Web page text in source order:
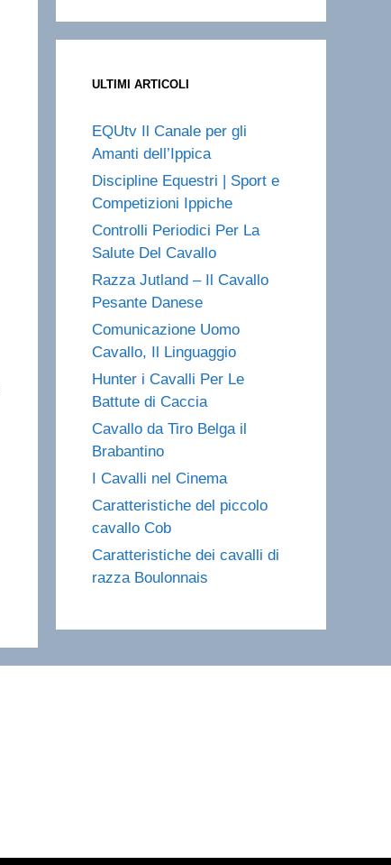
ULTIMI ARTICOLI
EQUtv Il Canale per gli
Amanti dell’Ippica
Discipline Equestri | Sport e
Competizioni Ippiche
Controlli Periodici Per La
Salute Del Cavallo
Razza Jutland – Il Cavallo
Pesante Danese
Comunicazione Uomo
Cavallo, Il Linguaggio
Hunter i Cavalli Per Le
Battute di Caccia
Cavallo da Tiro Belga il
Brabantino
I Cavalli nel Cinema
Caratteristiche del piccolo
cavallo Cob
Caratteristiche dei cavalli di
razza Boulonnais